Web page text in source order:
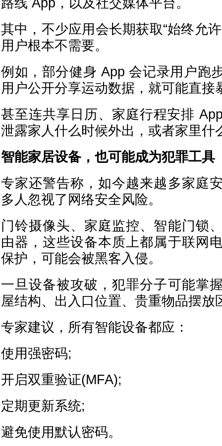
路线 App，以及社交媒体平台。
其中，不少应用会长期获取“始终允
用户根本不需要。
例如，部分健身 App 会记录用户跑
用户公开分享运动数据，就可能直接
甚至连共享日历、家庭行程安排
泄露家人什么时候外出，或者家里什
智能家居设备，也可能成为犯罪工具
专家还警告称，如今越来越多家庭
多人忽视了网络安全风险。
门铃摄像头、家庭监控、智能门锁
由器，这些设备本质上都属于联网
保护，可能会被黑客入侵。
一旦设备被攻破，犯罪分子可能掌
屋结构、出入口位置、贵重物品摆放
专家建议，所有智能设备都应：
使用强密码;
开启双重验证(MFA);
定期更新系统;
避免使用默认密码。